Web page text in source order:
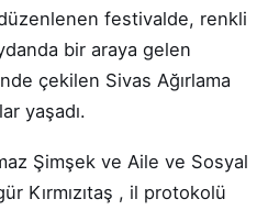
festivalde, renkli
bir araya gelen
çekilen Sivas Ağırlama
yaşadı.
Şimşek ve Aile ve Sosyal
Kırmızıtaş , il protokolü